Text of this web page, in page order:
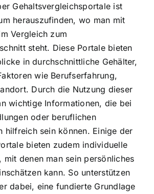
Gehaltsvergleichsportale ist
herauszufinden, wo man mit
Vergleich zum
steht. Diese Portale bieten
in durchschnittliche Gehälter,
wie Berufserfahrung,
Durch die Nutzung dieser
wichtige Informationen, die bei
oder beruflichen
hilfreich sein können. Einige der
bieten zudem individuelle
mit denen man sein persönliches
kann. So unterstützen
dabei, eine fundierte Grundlage